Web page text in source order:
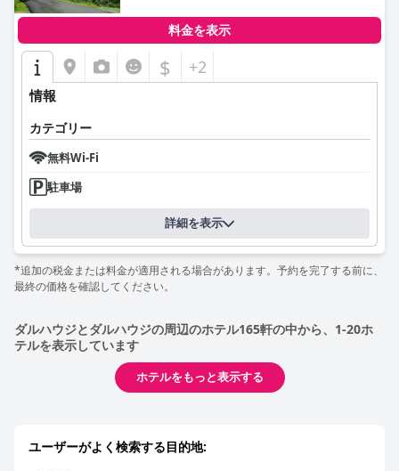
料金を表示
$ +2
情報
カテゴリー
無料Wi-Fi
駐車場
詳細を表示
*追加の税金または料金が適用される場合があります。予約を完了する前に、
最終の価格を確認してください。
ダルハウジとダルハウジの周辺のホテル165軒の中から、1-20ホ
テルを表示しています
ホテルをもっと表示する
ユーザーがよく検索する目的地: